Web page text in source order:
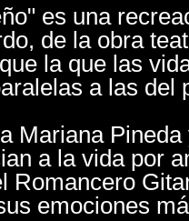
es una
de la obra
la que las
a las del
Mariana
a la vida por
Romancero
emociones